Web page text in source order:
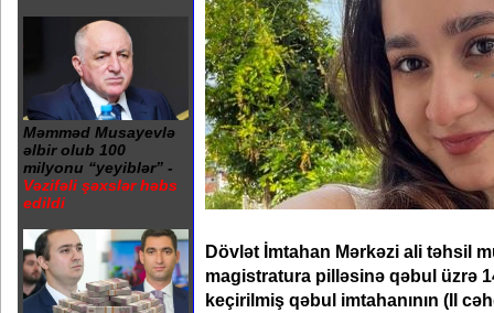
Məmməd Musayevlə
əlbir olub 100
milyonu “yeyiblər” -
Vəzifəli şəxslər həbs
edildi
Dövlət İmtahan Mərkəzi ali təhsil
magistratura pilləsinə qəbul üzrə
keçirilmiş qəbul imtahanının (II